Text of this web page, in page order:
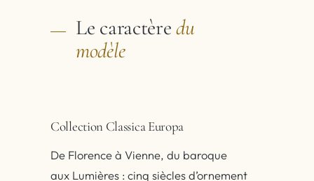
Le caractèredu
modèle
Collection Classica Europa
De Florence à Vienne, du baroque
aux Lumières : cinq siècles d’ornement